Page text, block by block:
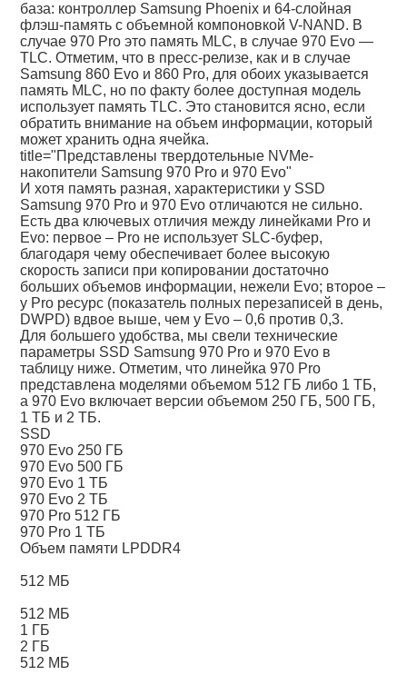
база: контроллер Samsung Phoenix и 64-слойная
флэш-память с объемной компоновкой V-NAND. В
случае 970 Pro это память MLC, в случае 970 Evo —
TLC. Отметим, что в пресс-релизе, как и в случае
Samsung 860 Evo и 860 Pro, для обоих указывается
память MLC, но по факту более доступная модель
использует память TLC. Это становится ясно, если
обратить внимание на объем информации, который
может хранить одна ячейка.
title="Представлены твердотельные NVMe-
накопители Samsung 970 Pro и 970 Evo"
И хотя память разная, характеристики у SSD
Samsung 970 Pro и 970 Evo отличаются не сильно.
Есть два ключевых отличия между линейками Pro и
Evo: первое – Pro не использует SLC-буфер,
благодаря чему обеспечивает более высокую
скорость записи при копировании достаточно
больших объемов информации, нежели Evo; второе –
у Pro ресурс (показатель полных перезаписей в день,
DWPD) вдвое выше, чем у Evo – 0,6 против 0,3.
Для большего удобства, мы свели технические
параметры SSD Samsung 970 Pro и 970 Evo в
таблицу ниже. Отметим, что линейка 970 Pro
представлена моделями объемом 512 ГБ либо 1 ТБ,
а 970 Evo включает версии объемом 250 ГБ, 500 ГБ,
1 ТБ и 2 ТБ.
SSD
970 Evo 250 ГБ
970 Evo 500 ГБ
970 Evo 1 ТБ
970 Evo 2 ТБ
970 Pro 512 ГБ
970 Pro 1 ТБ
Объем памяти LPDDR4
512 МБ
512 МБ
1 ГБ
2 ГБ
512 МБ